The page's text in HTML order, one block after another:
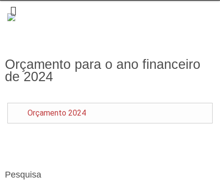
Pesquisa
Orçamento para o ano financeiro
de 2024
Orçamento 2024